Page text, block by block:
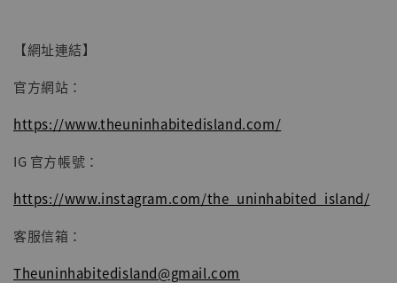
【網址連結】
官方網站：
https://www.theuninhabitedisland.com/
IG 官方帳號：
https://www.instagram.com/the_uninhabited_island/
客服信箱：
Theuninhabitedisland@gmail.com